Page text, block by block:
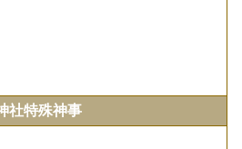
社特殊神事